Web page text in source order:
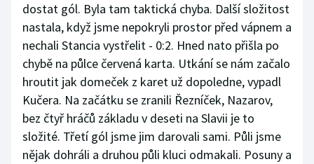
dostat gól. Byla tam taktická chyba. Další složitost
nastala, když jsme nepokryli prostor před vápnem a
nechali Stancia vystřelit - 0:2. Hned nato přišla po
chybě na půlce červená karta. Utkání se nám začalo
hroutit jak domeček z karet už dopoledne, vypadl
Kučera. Na začátku se zranili Řezníček, Nazarov,
bez čtyř hráčů základu v deseti na Slavii je to
složité. Třetí gól jsme jim darovali sami. Půli jsme
nějak dohráli a druhou půli kluci odmakali. Posuny a